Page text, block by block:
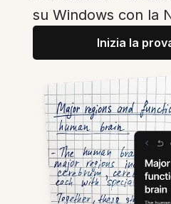
su Windows con la
Inizia la